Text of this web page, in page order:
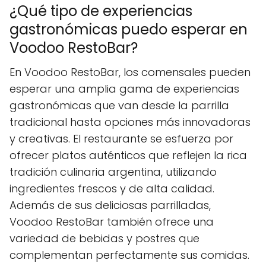
¿Qué tipo de experiencias
gastronómicas puedo esperar en
Voodoo RestoBar?
En Voodoo RestoBar, los comensales pueden
esperar una amplia gama de experiencias
gastronómicas que van desde la parrilla
tradicional hasta opciones más innovadoras
y creativas. El restaurante se esfuerza por
ofrecer platos auténticos que reflejen la rica
tradición culinaria argentina, utilizando
ingredientes frescos y de alta calidad.
Además de sus deliciosas parrilladas,
Voodoo RestoBar también ofrece una
variedad de bebidas y postres que
complementan perfectamente sus comidas.